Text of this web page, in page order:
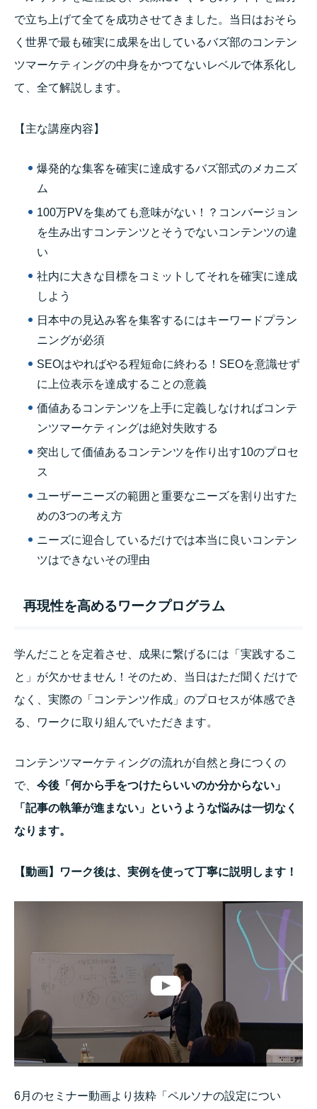
で立ち上げて全てを成功させてきました。当日はおそら
く世界で最も確実に成果を出しているバズ部のコンテン
ツマーケティングの中身をかつてないレベルで体系化し
て、全て解説します。
【主な講座内容】
爆発的な集客を確実に達成するバズ部式のメカニズ
ム
100万PVを集めても意味がない！？コンバージョン
を生み出すコンテンツとそうでないコンテンツの違
い
社内に大きな目標をコミットしてそれを確実に達成
しよう
日本中の見込み客を集客するにはキーワードプラン
ニングが必須
SEOはやればやる程短命に終わる！SEOを意識せず
に上位表示を達成することの意義
価値あるコンテンツを上手に定義しなければコンテ
ンツマーケティングは絶対失敗する
突出して価値あるコンテンツを作り出す10のプロセ
ス
ユーザーニーズの範囲と重要なニーズを割り出すた
めの3つの考え方
ニーズに迎合しているだけでは本当に良いコンテン
ツはできないその理由
再現性を高めるワークプログラム
学んだことを定着させ、成果に繋げるには「実践するこ
と」が欠かせません！そのため、当日はただ聞くだけで
なく、実際の「コンテンツ作成」のプロセスが体感でき
る、ワークに取り組んでいただきます。
コンテンツマーケティングの流れが自然と身につくの
で、 今後「何から手をつけたらいいのか分からない」
「記事の執筆が進まない」というような悩みは一切なく
なります。
【動画】ワーク後は、実例を使って丁寧に説明します！
6月のセミナー動画より抜粋「ペルソナの設定につい